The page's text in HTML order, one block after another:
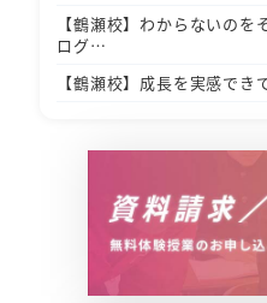
【鶴瀬校】わからないの
ログ…
【鶴瀬校】成長を実感で